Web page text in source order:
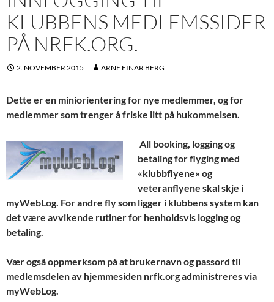
KLUBBENS MEDLEMSSIDER
PÅ NRFK.ORG.
2. NOVEMBER 2015 ARNE EINAR BERG
Dette er en miniorientering for nye medlemmer, og for
medlemmer som trenger å friske litt på hukommelsen.
All booking, logging og
betaling for flyging med
«klubbflyene» og
veteranflyene skal skje i
myWebLog. For andre fly som ligger i klubbens system kan
det være avvikende rutiner for henholdsvis logging og
betaling.
Vær også oppmerksom på at brukernavn og passord til
medlemsdelen av hjemmesiden nrfk.org administreres via
myWebLog.